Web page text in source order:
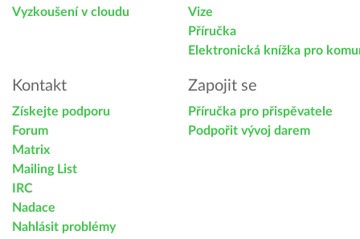
Vyzkoušení v cloudu
Vize
Příručka
Elektronická knížka pro
Kontakt
Získejte podporu
Forum
Matrix
Mailing List
IRC
Nadace
Nahlásit problémy
Zapojit se
Příručka pro přispěvatele
Podpořit vývoj darem